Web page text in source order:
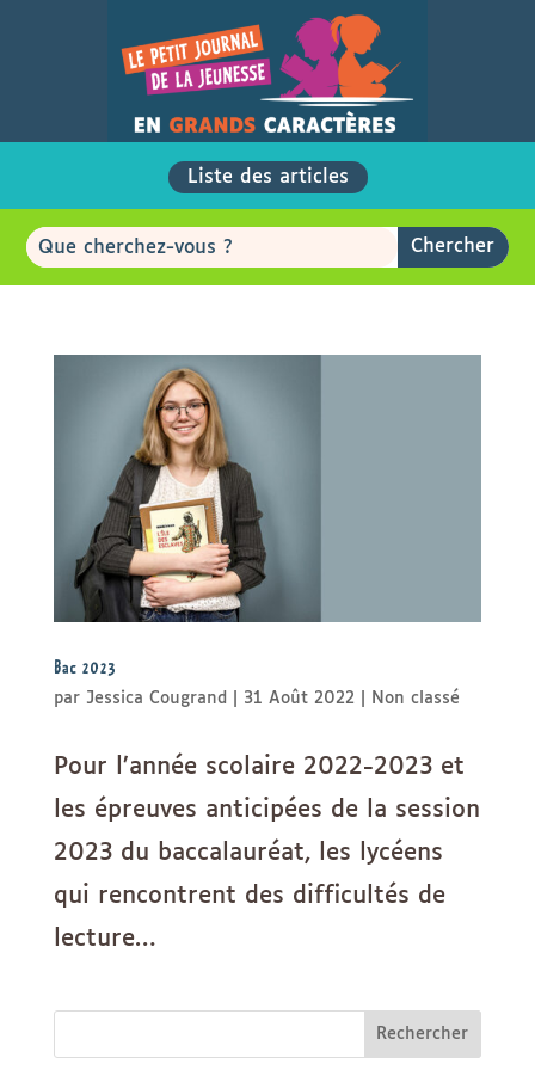
Liste des articles
Bac 2023
par Jessica Cougrand 31 Août 2022| Non classé
Pour l’année scolaire 2022-2023 et
les épreuves anticipées de la session
2023 du baccalauréat, les lycéens
qui rencontrent des difficultés de
lecture…
Rechercher